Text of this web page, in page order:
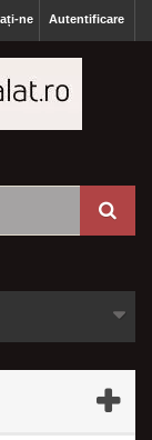
Autentificare
ne